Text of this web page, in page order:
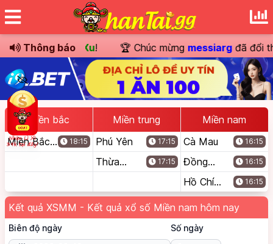
Thông báo
180.000Xu! 🏆 Chúc mừngmessiargđã đổi
Miền bắc Miền trung
Miền nam
Miền Bắc
Thống)
18:15 Phú Yên 17:15
Thừa
17:15
Cà Mau 16:15
Đồng
Tháp
16:15
Hồ Chí
Minh
16:15
Kết quả XSMM - Kết quả xổ số Miền nam hôm nay
Biên độ ngày Số ngày